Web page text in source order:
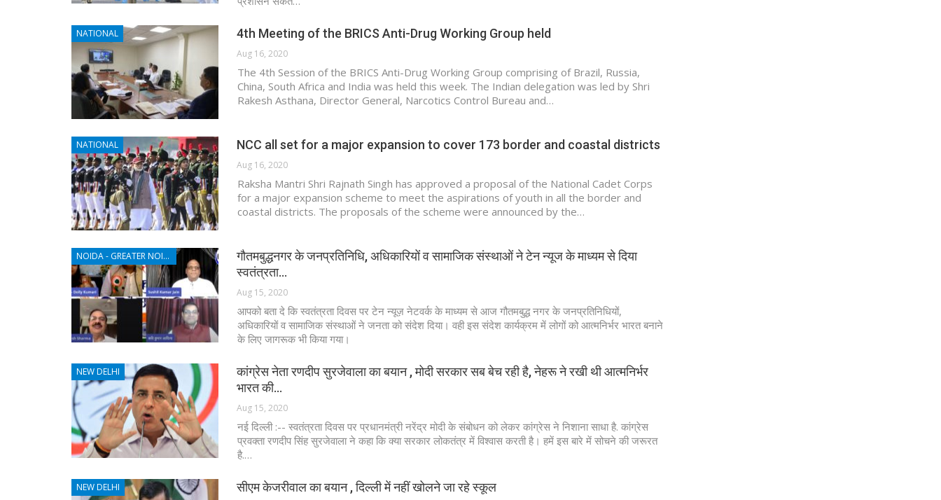
NATIONAL 4th Meeting of the BRICS Anti-Drug Working Group held
Aug 16, 2020
The 4th Session of the BRICS Anti-Drug Working Group comprising of Brazil, Russia,
China, South Africa and India was held this week. The Indian delegation was led by Shri
Rakesh Asthana, Director General, Narcotics Control Bureau and…
NATIONAL NCC all set for a major expansion to cover 173 border and coastal districts
Aug 16, 2020
Raksha Mantri Shri Rajnath Singh has approved a proposal of the National Cadet Corps
for a major expansion scheme to meet the aspirations of youth in all the border and
coastal districts. The proposals of the scheme were announced by the…
NOIDA - GREATER NOIDA - YAMUNA EXPRESSWAY
गौतमबुद्धनगर के जनप्रतिनिधि, अधिकारियों व सामाजिक संस्थाओं ने टेन न्यूज के माध्यम से दिया
स्वतंत्रता…
Aug 15, 2020
आपको बता दे कि स्वतंत्रता दिवस पर टेन न्यूज़ नेटवर्क के माध्यम से आज गौतमबुद्ध नगर के जनप्रतिनिधियों,
अधिकारियों व सामाजिक संस्थाओं ने जनता को संदेश दिया। वही इस संदेश कार्यक्रम में लोगों को आत्मनिर्भर भारत बनाने
के लिए जागरूक भी किया गया।
NEW DELHI
कांग्रेस नेता रणदीप सुरजेवाला का बयान , मोदी सरकार सब बेच रही है, नेहरू ने रखी थी आत्मनिर्भर
भारत की…
Aug 15, 2020
नई दिल्ली :-- स्वतंत्रता दिवस पर प्रधानमंत्री नरेंद्र मोदी के संबोधन को लेकर कांग्रेस ने निशाना साधा है. कांग्रेस
प्रवक्ता रणदीप सिंह सुरजेवाला ने कहा कि क्या सरकार लोकतंत्र में विश्वास करती है। हमें इस बारे में सोचने की जरूरत
है.…
NEW DELHI सीएम केजरीवाल का बयान , दिल्ली में नहीं खोलने जा रहे स्कूल